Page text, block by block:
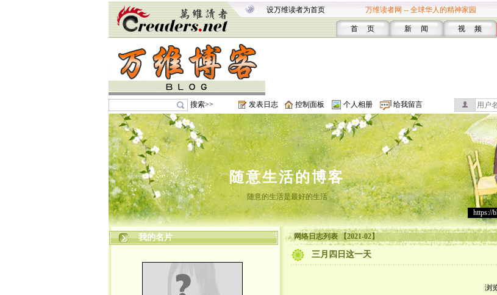
设万维读者为首页 万维读者网 -- 全球华人的精神家园
首 页 新 闻 视 频
搜索>> 发表日志 控制面板 个人相册 给我留言
随意生活的博客
随意的生活是最好的生活
https://
我的名片 网络日志列表 【2021-02】
三月四日这一天
浏